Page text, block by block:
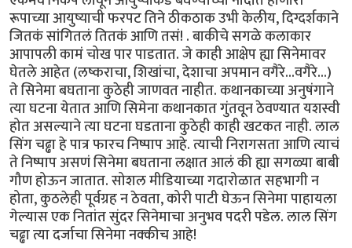
रूपाच्या आयुष्याची फरपट तिने ठीकठाक उभी केलीय, दिग्दर्शकाने
जितकं सांगितलं तितकं आणि तसं! . बाकीचे सगळे कलाकार
आपापली कामं चोख पार पाडतात. जे काही आक्षेप ह्या सिनेमावर
घेतले आहेत (लष्कराचा, शिखांचा, देशाचा अपमान वगैरे...वगैरे...)
ते सिनेमा बघताना कुठेही जाणवत नाहीत. कथानकाच्या अनुषंगाने
त्या घटना येतात आणि सिमेना कथानकात गुंतवून ठेवण्यात यशस्वी
होत असल्याने त्या घटना घडताना कुठेही काही खटकत नाही. लाल
सिंग चढ्ढा हे पात्र फारच निष्पाप आहे. त्याची निरागसता आणि त्याचं
ते निष्पाप असणं सिनेमा बघताना लक्षात आलं की ह्या सगळ्या बाबी
गौण होऊन जातात. सोशल मीडियाच्या गदारोळात सहभागी न
होता, कुठलेही पूर्वग्रह न ठेवता, कोरी पाटी घेऊन सिनेमा पाहायला
गेल्यास एक नितांत सुंदर सिनेमाचा अनुभव पदरी पडेल. लाल सिंग
चढ्ढा त्या दर्जाचा सिनेमा नक्कीच आहे!